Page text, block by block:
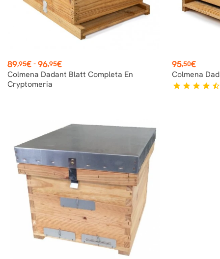
Precio
89,95€-96,95€
Colmena Dadant Blatt Completa En
Cryptomeria
Precio
95,50€
Colmena
star star star star star_half